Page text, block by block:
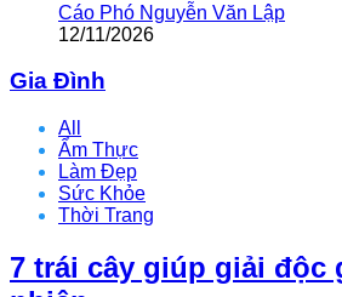
Cáo Phó Nguyễn Văn Lập
12/11/2026
Gia Đình
All
Ẩm Thực
Làm Đẹp
Sức Khỏe
Thời Trang
7 trái cây giúp giải độc